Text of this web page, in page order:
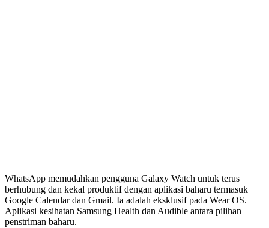
WhatsApp memudahkan pengguna Galaxy Watch untuk terus
berhubung dan kekal produktif dengan aplikasi baharu termasuk
Google Calendar dan Gmail. Ia adalah eksklusif pada Wear OS.
Aplikasi kesihatan Samsung Health dan Audible antara pilihan
penstriman baharu.